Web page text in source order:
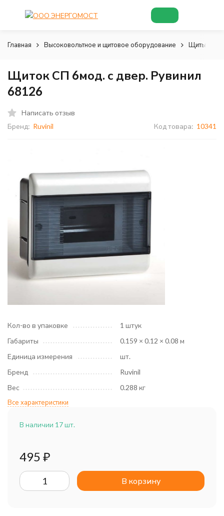
Главная Высоковольтное и щитовое оборудование Щиты и
Щиток СП 6мод. с двер. Рувинил
68126
Написать отзыв
Бренд: Ruvinil Код товара: 10341
Кол-во в упаковке
1 штук
Габариты
0.159 × 0.12 × 0.08 м
Единица измерения
шт.
Бренд
Ruvinil
Вес
0.288 кг
Все характеристики
В наличии 17 шт.
495 ₽
В корзину